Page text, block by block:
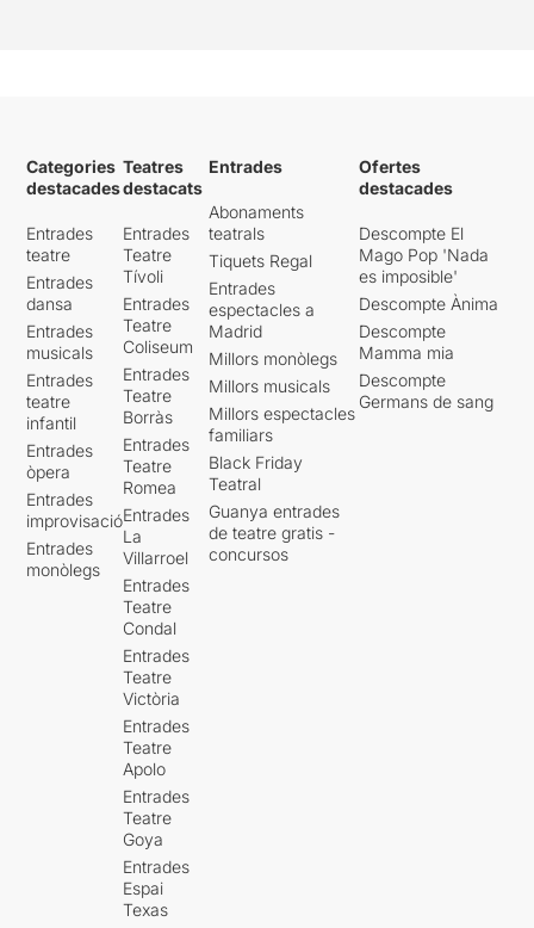
Categories
destacades
Entrades
teatre
Entrades
dansa
Entrades
musicals
Entrades
teatre
infantil
Entrades
òpera
Entrades
improvisació
Entrades
monòlegs
Teatres
destacats
Entrades
Teatre
Tívoli
Entrades
Teatre
Coliseum
Entrades
Teatre
Borràs
Entrades
Teatre
Romea
Entrades
La
Villarroel
Entrades
Teatre
Condal
Entrades
Teatre
Victòria
Entrades
Teatre
Apolo
Entrades
Teatre
Goya
Entrades
Espai
Texas
Entrades
Abonaments
teatrals
Tiquets Regal
Entrades
espectacles a
Madrid
Millors monòlegs
Millors musicals
Millors espectacles
familiars
Black Friday
Teatral
Guanya entrades
de teatre gratis -
concursos
Ofertes
destacades
Descompte El
Mago Pop 'Nada
es imposible'
Descompte Ànima
Descompte
Mamma mia
Descompte
Germans de sang